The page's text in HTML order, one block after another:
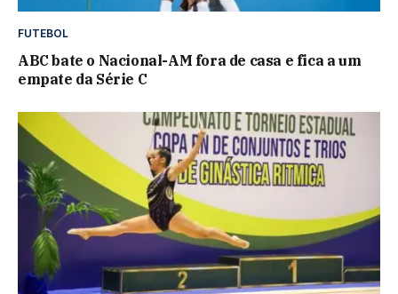
FUTEBOL
ABC bate o Nacional-AM fora de casa e fica a um
empate da Série C